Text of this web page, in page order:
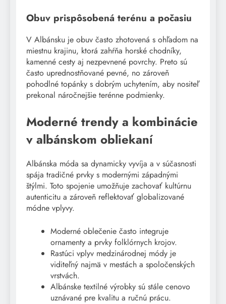
Obuv prispôsobená terénu a počasiu
V Albánsku je obuv často zhotovená s ohľadom na
miestnu krajinu, ktorá zahŕňa horské chodníky,
kamenné cesty aj nezpevnené povrchy. Preto sú
často uprednostňované pevné, no zároveň
pohodlné topánky s dobrým uchytením, aby nositeľ
prekonal náročnejšie terénne podmienky.
Moderné trendy a kombinácie
v albánskom obliekaní
Albánska móda sa dynamicky vyvíja a v súčasnosti
spája tradičné prvky s modernými západnými
štýlmi. Toto spojenie umožňuje zachovať kultúrnu
autenticitu a zároveň reflektovať globalizované
módne vplyvy.
Moderné oblečenie často integruje
ornamenty a prvky folklórnych krojov.
Rastúci vplyv medzinárodnej módy je
viditeľný najmä v mestách a spoločenských
vrstvách.
Albánske textilné výrobky sú stále cenovo
uznávané pre kvalitu a ručnú prácu.